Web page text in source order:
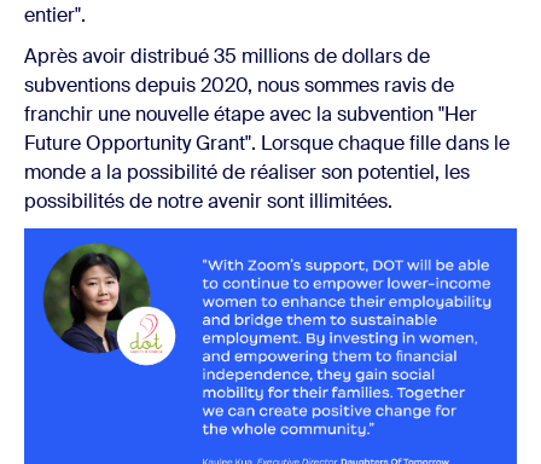
entier".
Après avoir distribué 35 millions de dollars de
subventions depuis 2020, nous sommes ravis de
franchir une nouvelle étape avec la subvention "Her
Future Opportunity Grant". Lorsque chaque fille dans le
monde a la possibilité de réaliser son potentiel, les
possibilités de notre avenir sont illimitées.